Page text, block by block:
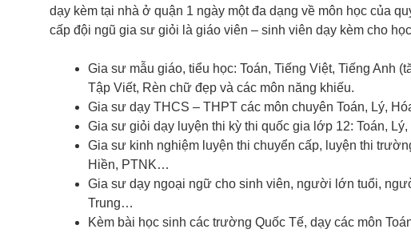
dạy kèm tại nhà ở quận 1 ngày một đa dạng về môn học của
cấp đội ngũ gia sư giỏi là giáo viên – sinh viên dạy kèm cho
Gia sư mẫu giáo, tiểu học: Toán, Tiếng Việt, Tiếng Anh
Tập Viết, Rèn chữ đẹp và các môn năng khiếu.
Gia sư dạy THCS – THPT các môn chuyên Toán, Lý,
Gia sư giỏi dạy luyện thi kỳ thi quốc gia lớp 12: Toán,
Gia sư kinh nghiệm luyện thi chuyển cấp, luyện thi
Hiền, PTNK…
Gia sư dạy ngoại ngữ cho sinh viên, người lớn tuổi,
Trung…
Kèm bài học sinh các trường Quốc Tế, dạy các môn